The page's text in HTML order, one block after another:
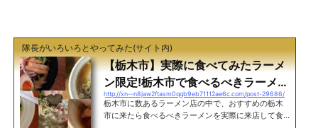
隊長がいろいろとやってみた(サイト内)
【栃木市】実際に食べてみたラーメ
ン限定!栃木市で食べるべきラーメン
店5選
http://xn--n8jaw2ftasm0qqb9eb71112ae6c.com/post-29686/
栃木市に数あるラーメン店の中で、おすすめの栃木
市に来たら食べるべきラーメンを実際に来店して食